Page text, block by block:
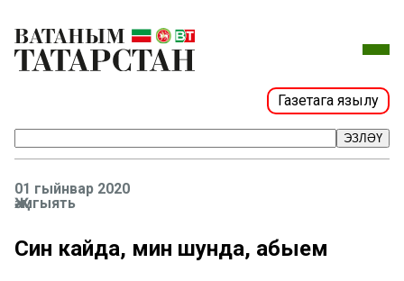
Газетага язылу
ЭЗЛӘҮ
01 гыйнвар 2020
Җәмгыять
Син кайда, мин шунда, абыем